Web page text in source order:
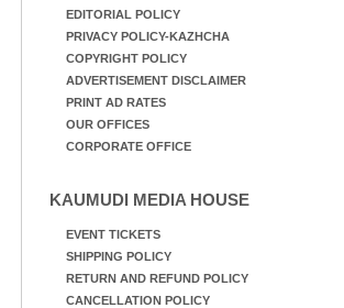
EDITORIAL POLICY
PRIVACY POLICY-KAZHCHA
COPYRIGHT POLICY
ADVERTISEMENT DISCLAIMER
PRINT AD RATES
OUR OFFICES
CORPORATE OFFICE
KAUMUDI MEDIA HOUSE
EVENT TICKETS
SHIPPING POLICY
RETURN AND REFUND POLICY
CANCELLATION POLICY